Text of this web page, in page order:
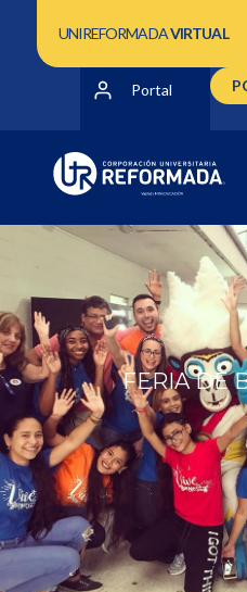
UNIREFORMADAVIRTUAL
Portal
FERIA DE